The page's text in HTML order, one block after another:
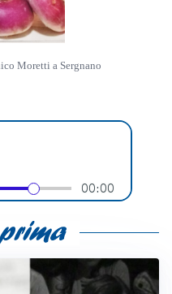
Moretti a Sergnano